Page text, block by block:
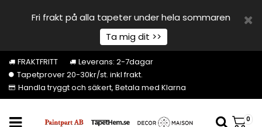
Fri frakt på alla tapeter under hela sommaren
Ta mig dit >>
FRAKTFRITT
Leverans: 2-7dagar
Tapetprover 20-30kr/st. inkl frakt.
Handla tryggt och säkert, Betala med Klarna
0